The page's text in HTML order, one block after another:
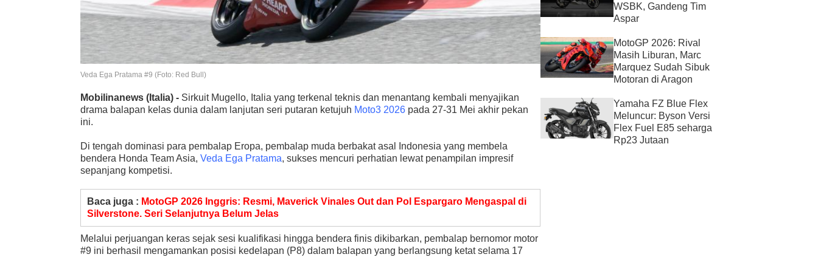
Veda Ega Pratama #9 (Foto: Red Bull)
Mobilinanews (Italia) - Sirkuit Mugello, Italia yang terkenal teknis dan menantang kembali menyajikan
drama balapan kelas dunia dalam lanjutan seri putaran ketujuh Moto3 2026 pada 27-31 Mei akhir pekan
ini.
Di tengah dominasi para pembalap Eropa, pembalap muda berbakat asal Indonesia yang membela
bendera Honda Team Asia, Veda Ega Pratama, sukses mencuri perhatian lewat penampilan impresif
sepanjang kompetisi.
Baca juga : MotoGP 2026 Inggris: Resmi, Maverick Vinales Out dan Pol Espargaro Mengaspal di
Silverstone. Seri Selanjutnya Belum Jelas
Melalui perjuangan keras sejak sesi kualifikasi hingga bendera finis dikibarkan, pembalap bernomor motor
#9 ini berhasil mengamankan posisi kedelapan (P8) dalam balapan yang berlangsung ketat selama 17
WSBK, Gandeng Tim
Aspar
MotoGP 2026: Rival
Masih Liburan, Marc
Marquez Sudah Sibuk
Motoran di Aragon
Yamaha FZ Blue Flex
Meluncur: Byson Versi
Flex Fuel E85 seharga
Rp23 Jutaan